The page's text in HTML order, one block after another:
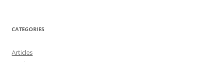
CATEGORIES
Articles